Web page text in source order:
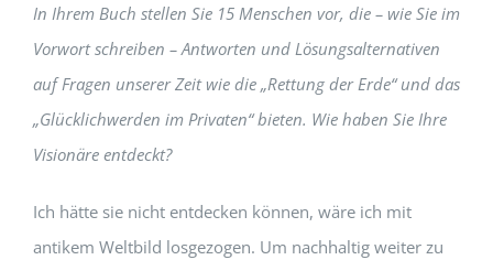
In Ihrem Buch stellen Sie 15 Menschen vor, die – wie Sie im
Vorwort schreiben – Antworten und Lösungsalternativen
auf Fragen unserer Zeit wie die „Rettung der Erde“ und das
„Glücklichwerden im Privaten“ bieten. Wie haben Sie Ihre
Visionäre entdeckt?
Ich hätte sie nicht entdecken können, wäre ich mit
antikem Weltbild losgezogen. Um nachhaltig weiter zu